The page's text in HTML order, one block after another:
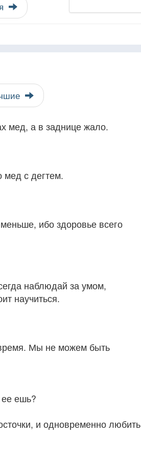
мед, а в заднице жало.
мед с дегтем.
ибо здоровье всего
наблюдай за умом,
научиться.
Мы не можем быть
ешь?
и одновременно любить